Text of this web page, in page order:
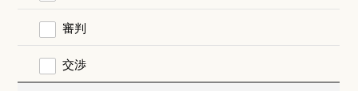
審判
交渉